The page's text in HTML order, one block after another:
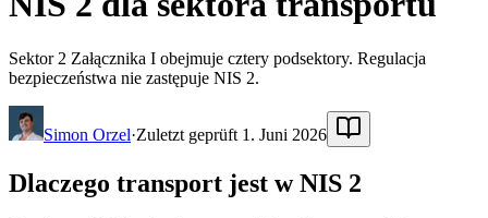
Sektor 2 Załącznika I obejmuje cztery podsektory. Regulacja
bezpieczeństwa nie zastępuje NIS 2.
Simon Orzel·Zuletzt geprüft 1. Juni 2026
Dlaczego transport jest w NIS 2